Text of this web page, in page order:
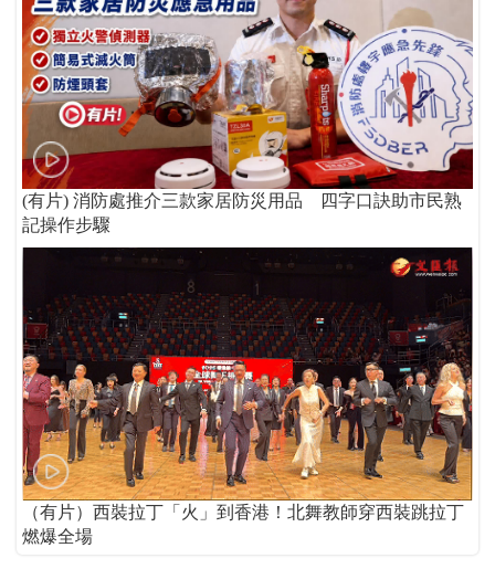
(有片) 消防處推介三款家居防災用品 四字口訣助市民熟
記操作步驟
（有片）西裝拉丁「火」到香港！北舞教師穿西裝跳拉丁
燃爆全場